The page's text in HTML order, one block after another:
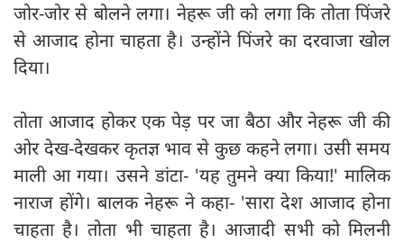
जोर-जोर से बोलने लगा। नेहरू जी को लगा कि तोता पिंजरे
से आजाद होना चाहता है। उन्होंने पिंजरे का दरवाजा खोल
दिया।
तोता आजाद होकर एक पेड़ पर जा बैठा और नेहरू जी की
ओर देख-देखकर कृतज्ञ भाव से कुछ कहने लगा। उसी समय
माली आ गया। उसने डांटा- 'यह तुमने क्या किया!' मालिक
नाराज होंगे। बालक नेहरू ने कहा- 'सारा देश आजाद होना
चाहता है। तोता भी चाहता है। आजादी सभी को मिलनी